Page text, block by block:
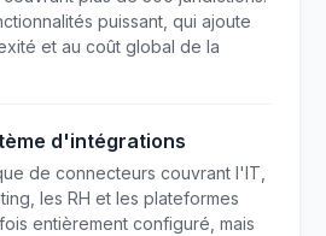
puissant, qui ajoute
et au coût global de la
d'intégrations
de connecteurs couvrant l'IT,
les RH et les plateformes
entièrement configuré, mais